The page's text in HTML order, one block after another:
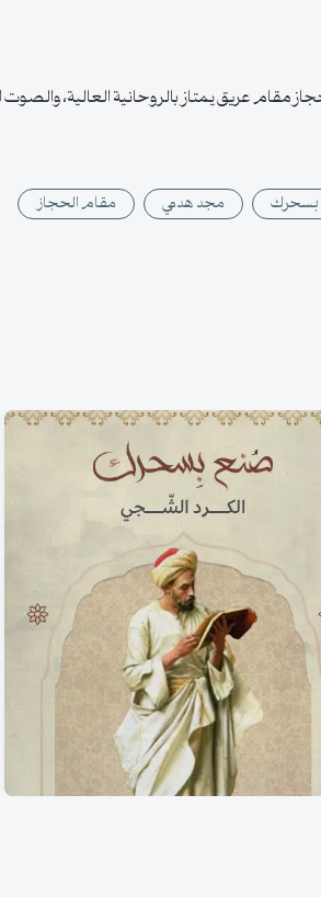
عريق يمتاز بالروحانية العالية،
مجد هدمي مقام الحجاز
الكُرد الشّجي